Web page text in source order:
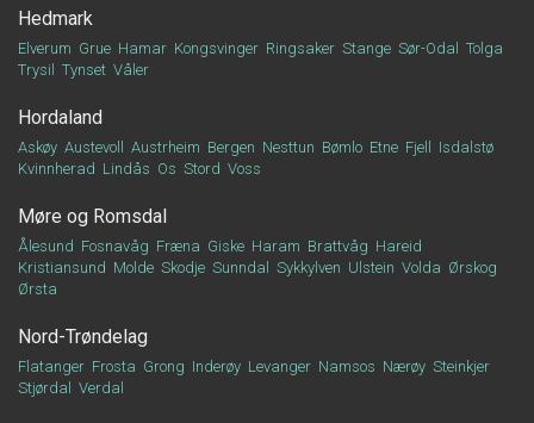
Hedmark
Elverum Grue Hamar Kongsvinger Ringsaker Stange Sør-Odal
Tolga
Trysil
Tynset Våler
Hordaland
Askøy Austevoll Austrheim Bergen Nesttun Bømlo Etne Fjell
Isdalstø
Kvinnherad Lindås Os Stord Voss
Møre og Romsdal
Ålesund Fosnavåg Fræna Giske Haram Brattvåg Hareid
Kristiansund Molde Skodje Sunndal Sykkylven Ulstein Volda Ørskog
Ørsta
Nord-Trøndelag
Flatanger Frosta Grong Inderøy Levanger Namsos Nærøy Steinkjer
Stjørdal
Verdal